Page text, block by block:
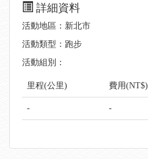
詳細資料
活動地區：新北市
活動類型：跑步
活動組別：
里程(公里) 費用(NT$)
- -